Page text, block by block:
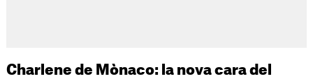
Charlene de Mònaco: la nova cara del